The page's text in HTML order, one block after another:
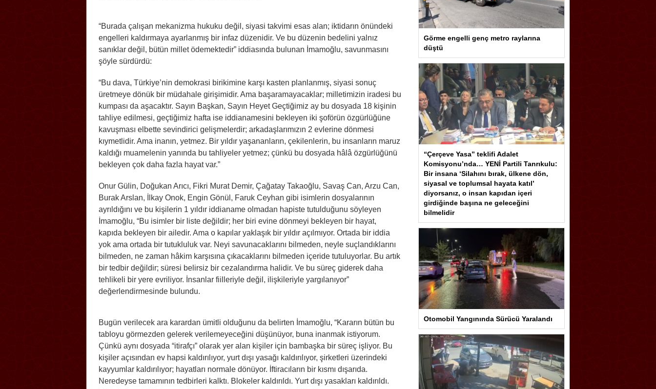
“Burada çalışan mekanizma hukuku değil, siyasi takvimi esas alan; iktidarın önündeki
engelleri kaldırmaya ayarlanmış bir infaz düzenidir. Ve bu düzenin bedelini yalnız
sanıklar değil, bütün millet ödemektedir” iddiasında bulunan İmamoğlu, savunmasını
şöyle sürdürdü:
“Bu dava, Türkiye’nin demokrasi birikimine karşı kasten planlanmış, siyasi sonuç
üretmeye dönük bir müdahale girişimidir. Ama başaramayacaklar; milletimizin iradesi bu
kumpası da aşacaktır. Sayın Başkan, Sayın Heyet Geçtiğimiz ay bu dosyada 18 kişinin
tahliye edilmesi, geçtiğimiz hafta ise iddianamesini bekleyen iki şoförün özgürlüğüne
kavuşması elbette sevindirici gelişmelerdir; arkadaşlarımızın 2 evlerine dönmesi
kıymetlidir. Ama inanın, yetmez. Bir yıldır yaşananların, çekilenlerin, bu insanların maruz
kaldığı muamelenin yanında bu tahliyeler yetmez; çünkü bu dosyada hâlâ özgürlüğünü
bekleyen çok daha fazla hayat var.”
Onur Gülin, Doğukan Arıcı, Fikri Murat Demir, Çağatay Takaoğlu, Savaş Can, Arzu Can,
Burak Arslan, İlkay Onok, Engin Gönül, Faruk Ceyhan gibi isimlerin dosyalarının
ayrıldığını ve bu kişilerin 1 yıldır iddianame olmadan hapiste tutulduğunu söyleyen
İmamoğlu, “Bu isimler bir liste değildir; her biri evine dönmeyi bekleyen bir hayat,
kapıda bekleyen bir ailedir. Ama o kapılar yaklaşık bir yıldır açılmıyor. Ortada bir iddia
yok ama ortada bir tutukluluk var. Neyi savunacaklarını bilmeden, neyle suçlandıklarını
bilmeden, ne zaman hâkim karşısına çıkacaklarını bilmeden içeride tutuluyorlar. Bu artık
bir tedbir değildir; süresi belirsiz bir cezalandırma halidir. Ve bu süreç giderek daha
tehlikeli bir yere evriliyor. İnsanlar fiilleriyle değil, ilişkileriyle yargılanıyor”
değerlendirmesinde bulundu.
Bugün verilecek ara karardan ümitli olduğunu da belirten İmamoğlu, “Kararın bütün bu
tabloyu görmezden gelerek verilemeyeceğini düşünüyor, buna inanmak istiyorum.
Çünkü aynı dosyada “itirafçı” olarak yer alan kişiler için bambaşka bir süreç işliyor. Bu
kişiler açısından ev hapsi kaldırılıyor, yurt dışı yasağı kaldırılıyor, şirketleri üzerindeki
kayyumlar kaldırılıyor; hayatları normale dönüyor. İftiracıların bir kısmı dışarıda.
Neredeyse tamamının tedbirleri kalktı. Blokeler kaldırıldı. Yurt dışı yasakları kaldırıldı.
Görme engelli genç metro raylarına
düştü
“Çerçeve Yasa” teklifi Adalet
Komisyonu’nda… YENİ Partili Tanrıkulu:
Bir insana ‘Silahını bırak, ülkene dön,
siyasal ve toplumsal hayata katıl’
diyorsanız, o insan kapıdan içeri
girdiğinde başına ne geleceğini
bilmelidir
Otomobil Yangınında Sürücü Yaralandı